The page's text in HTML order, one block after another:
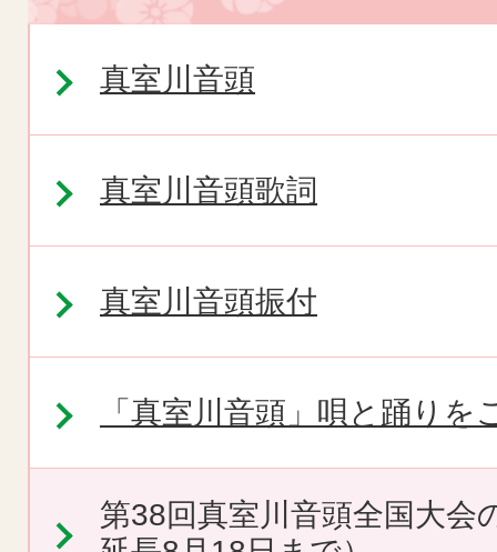
真室川音頭
真室川音頭歌詞
真室川音頭振付
「真室川音頭」唄と踊りを
第38回真室川音頭全国大会